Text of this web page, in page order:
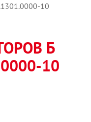
10
Б
10